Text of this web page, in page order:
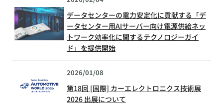
データセンターの電力安定化に貢献する「デ
ータセンター用AIサーバー向け電源供給ネッ
トワーク効率化に関するテクノロジーガイ
ド」を提供開始
2026/01/08
第18回 [国際] カーエレクトロニクス技術展
2026 出展について